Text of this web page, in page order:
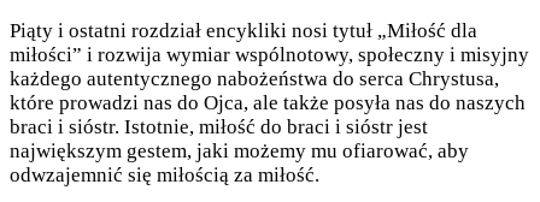
Piąty i ostatni rozdział encykliki nosi tytuł „Miłość dla
miłości” i rozwija wymiar wspólnotowy, społeczny i misyjny
każdego autentycznego nabożeństwa do serca Chrystusa,
które prowadzi nas do Ojca, ale także posyła nas do naszych
braci i sióstr. Istotnie, miłość do braci i sióstr jest
największym gestem, jaki możemy mu ofiarować, aby
odwzajemnić się miłością za miłość.